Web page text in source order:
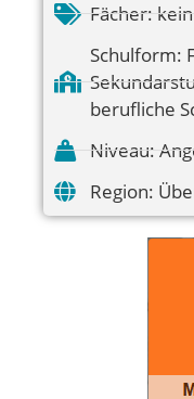
Fächer:
Schulform:
berufliche
Niveau:
Region: